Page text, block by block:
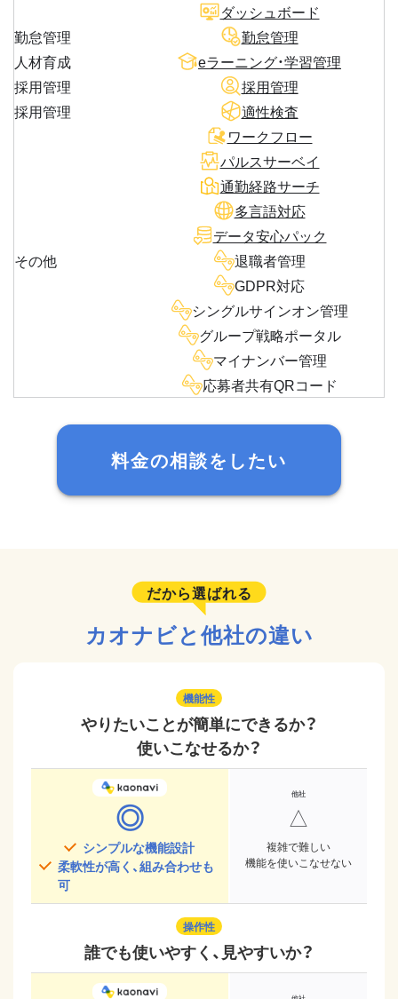
ダッシュボード
勤怠管理
勤怠管理
人材育成
eラーニング・学習管理
採用管理
採用管理
採用管理
適性検査
その他
ワークフロー
パルスサーベイ
通勤経路サーチ
多言語対応
データ安心パック
退職者管理
GDPR対応
シングルサインオン管理
グループ戦略ポータル
マイナンバー管理
応募者共有QRコード
料金の相談をしたい
だから選ばれる
カオナビと他社の違い
機能性
やりたいことが簡単にできるか？
使いこなせるか？
◎
シンプルな機能設計
柔軟性が高く、組み合わせも
可
△
複雑で難しい
機能を使いこなせない
操作性
誰でも使いやすく、見やすいか？